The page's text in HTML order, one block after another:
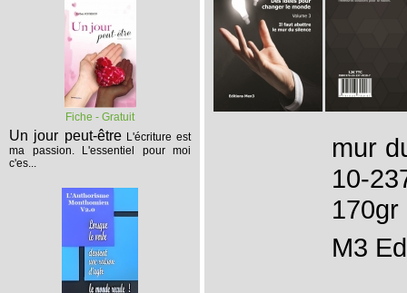
Fiche - Gratuit
Un jour peut-être L'écriture est
ma passion. L'essentiel pour moi
c'es...
mur
10-
M3